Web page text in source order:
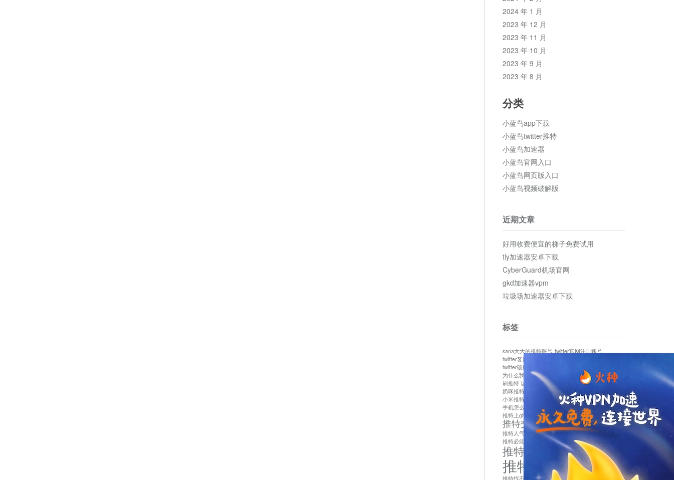
2024 年 1 月
2023 年 12 月
2023 年 11 月
2023 年 10 月
2023 年 9 月
2023 年 8 月
分类
小蓝鸟app下载
小蓝鸟twitter推特
小蓝鸟加速器
小蓝鸟官网入口
小蓝鸟网页版入口
小蓝鸟视频破解版
近期文章
好用收费便宜的梯子免费试用
tly加速器安卓下载
CyberGuard机场官网
gkd加速器vpm
垃圾场加速器安卓下载
标签
sana大大的推特账号 twitter官网注册账号
twitter客服
twitter破解版下载
为什么我推特无法保存设置
作者sana推特是什么
刷推特 国内为什么不能用twitter 国内能用twitter吗
奶咪推特
如何找回推特密码
小米推特闪退是怎么回事 怎么看推特上的视频
手机怎么注册推特账号
推特devil
推特上ghs的女博主
推特交友软件app下载
推特人气萌货小蔡头喵喵喵 推特实名制
推特必须用外网吗
推特怎么取消关联手机号
推特怎么看敏感内容苹果
推特找不到账号 推特注册必须要手机号